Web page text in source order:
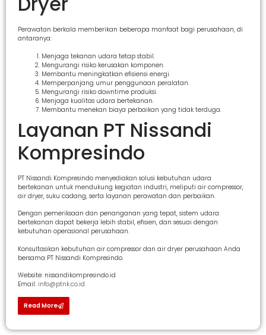
Perawatan berkala memberikan beberapa manfaat bagi perusahaan, di
antaranya:
Menjaga tekanan udara tetap stabil.
Mengurangi risiko kerusakan komponen.
Membantu meningkatkan efisiensi energi.
Memperpanjang umur penggunaan peralatan.
Mengurangi risiko downtime produksi.
Menjaga kualitas udara bertekanan.
Membantu menekan biaya perbaikan yang tidak terduga.
Layanan PT Nissandi
Kompresindo
PT Nissandi Kompresindo menyediakan solusi kebutuhan udara
bertekanan untuk mendukung kegiatan industri, meliputi air compressor,
air dryer, suku cadang, serta layanan perawatan dan perbaikan.
Dengan pemeriksaan dan penanganan yang tepat, sistem udara
bertekanan dapat bekerja lebih stabil, efisien, dan sesuai dengan
kebutuhan operasional perusahaan.
Konsultasikan kebutuhan air compressor dan air dryer perusahaan Anda
bersama PT Nissandi Kompresindo.
Website: nissandikompresindo.id
Email: info@ptnk.co.id
Read More